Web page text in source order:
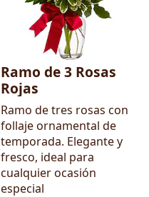
Ramo de 3 Rosas
Rojas
Ramo de tres rosas con
follaje ornamental de
temporada. Elegante y
fresco, ideal para
cualquier ocasión
especial